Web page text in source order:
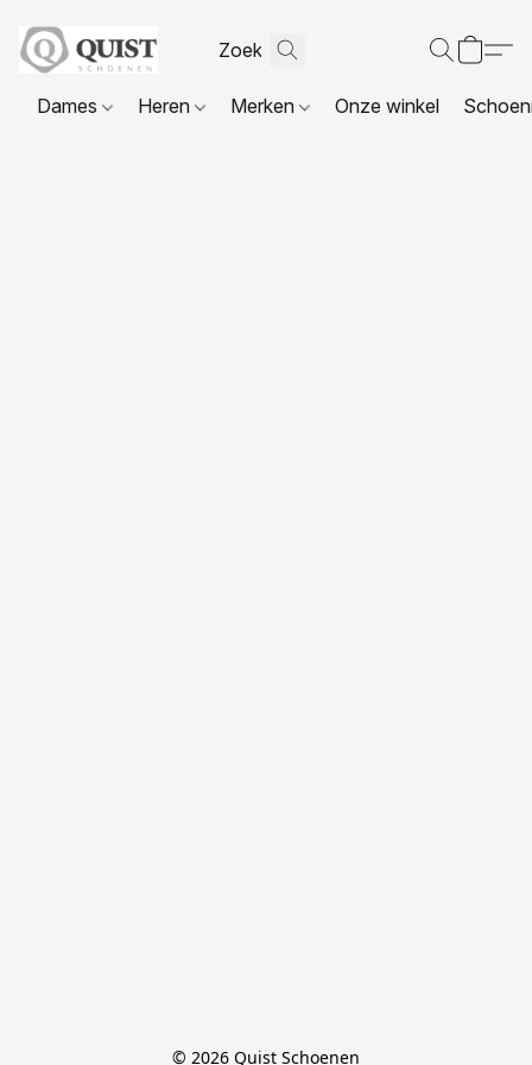
Dames Heren Merken Onze winkel
© 2026 Quist Schoenen